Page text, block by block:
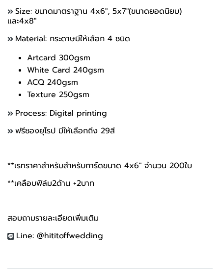
Size: ขนาดมาตราฐาน 4x6", 5x7"(ขนาดยอดนิยม)
และ4x8"
Material: กระดาษมีให้เลือก 4 ชนิด
Artcard 300gsm
White Card 240gsm
ACQ 240gsm
Texture 250gsm
Process: Digital printing
ฟรีซองยุโรป มีให้เลือกถึง 29สี
**เรทราคาสำหรับสำหรับการ์ดขนาด 4x6" จำนวน 200ใบ
**เคลือบฟิล์ม2ด้าน +2บาท
สอบถามรายละเอียดเพิ่มเติม
Line: @hititoffwedding